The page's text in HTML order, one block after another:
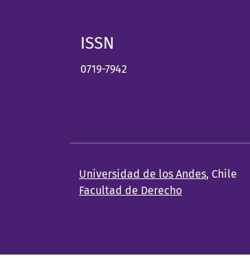
ISSN
0719-7942
Universidad de los Andes, Chile
Facultad de Derecho